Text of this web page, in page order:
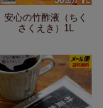
安心の竹酢液（ちく
さくえき）1L